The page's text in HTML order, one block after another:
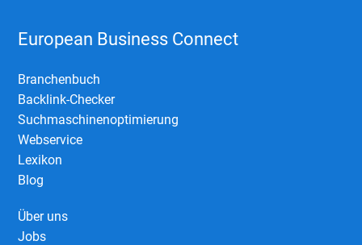
European Business Connect
Branchenbuch
Backlink-Checker
Suchmaschinenoptimierung
Webservice
Lexikon
Blog
Über uns
Jobs